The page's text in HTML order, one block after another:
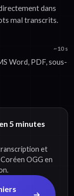
dans
mal transcrits.
~10 s
Word, PDF, sous-
5 minutes
et
OGG en